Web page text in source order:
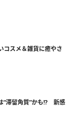
コスメ＆雑貨に癒やさ
“滞留角質”かも!? 新感